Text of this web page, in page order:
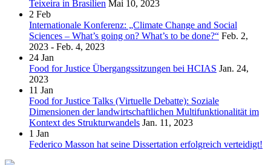
Teixeira in Brasilien Mai 10, 2023
2 Feb
Internationale Konferenz: „Climate Change and Social
Sciences – What’s going on? What’s to be done?“ Feb. 2,
2023 - Feb. 4, 2023
24 Jan
Food for Justice Übergangssitzungen bei HCIAS Jan. 24,
2023
11 Jan
Food for Justice Talks (Virtuelle Debatte): Soziale
Dimensionen der landwirtschaftlichen Multifunktionalität im
Kontext des Strukturwandels Jan. 11, 2023
1 Jan
Federico Masson hat seine Dissertation erfolgreich verteidigt!